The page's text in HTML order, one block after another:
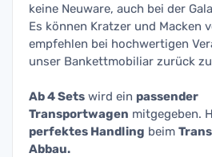
keine Neuware, auch bei der
Es können Kratzer und Macken
empfehlen bei hochwertigen
unser Bankettmobiliar zurück
Ab 4 Sets wird ein passender
Transportwagen mitgegeben.
perfektes Handling beim
Abbau.